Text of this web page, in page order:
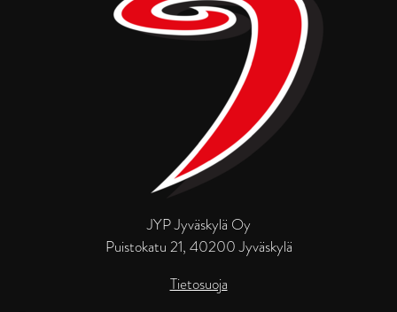
JYP Jyväskylä Oy
Puistokatu 21, 40200 Jyväskylä
Tietosuoja